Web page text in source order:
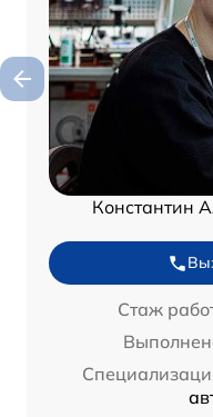
Константин
Стаж